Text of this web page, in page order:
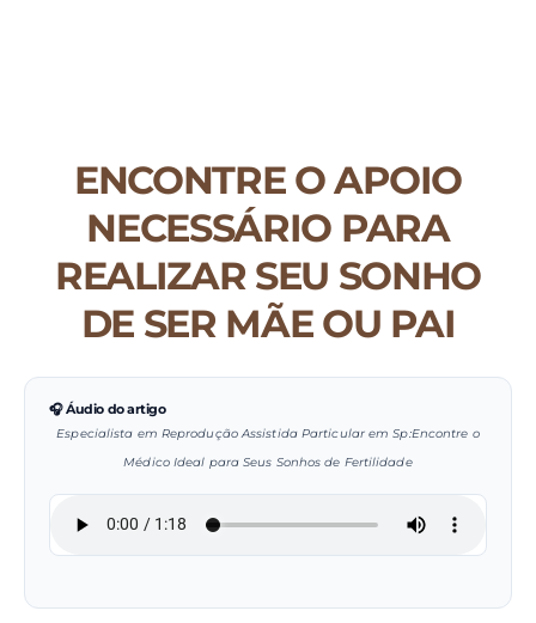
ENCONTRE O APOIO
NECESSÁRIO PARA
REALIZAR SEU SONHO
DE SER MÃE OU PAI
🎧 Áudio do artigo
Especialista em Reprodução Assistida Particular em Sp:Encontre o
Médico Ideal para Seus Sonhos de Fertilidade